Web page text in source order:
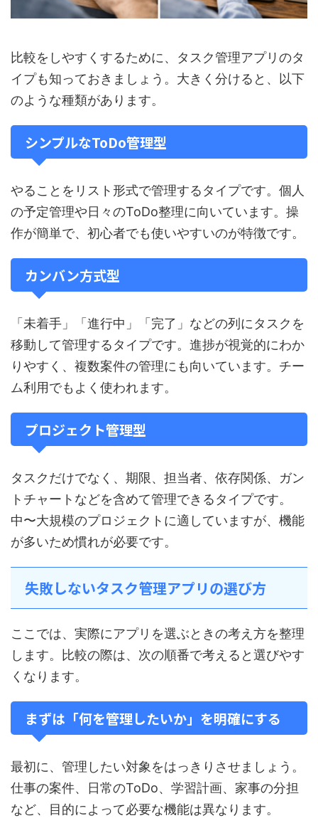
比較をしやすくするために、タスク管理アプリのタ
イプも知っておきましょう。大きく分けると、以下
のような種類があります。
シンプルなToDo管理型
やることをリスト形式で管理するタイプです。個人
の予定管理や日々のToDo整理に向いています。操
作が簡単で、初心者でも使いやすいのが特徴です。
カンバン方式型
「未着手」「進行中」「完了」などの列にタスクを
移動して管理するタイプです。進捗が視覚的にわか
りやすく、複数案件の管理にも向いています。チー
ム利用でもよく使われます。
プロジェクト管理型
タスクだけでなく、期限、担当者、依存関係、ガン
トチャートなどを含めて管理できるタイプです。
中〜大規模のプロジェクトに適していますが、機能
が多いため慣れが必要です。
失敗しないタスク管理アプリの選び方
ここでは、実際にアプリを選ぶときの考え方を整理
します。比較の際は、次の順番で考えると選びやす
くなります。
まずは「何を管理したいか」を明確にする
最初に、管理したい対象をはっきりさせましょう。
仕事の案件、日常のToDo、学習計画、家事の分担
など、目的によって必要な機能は異なります。